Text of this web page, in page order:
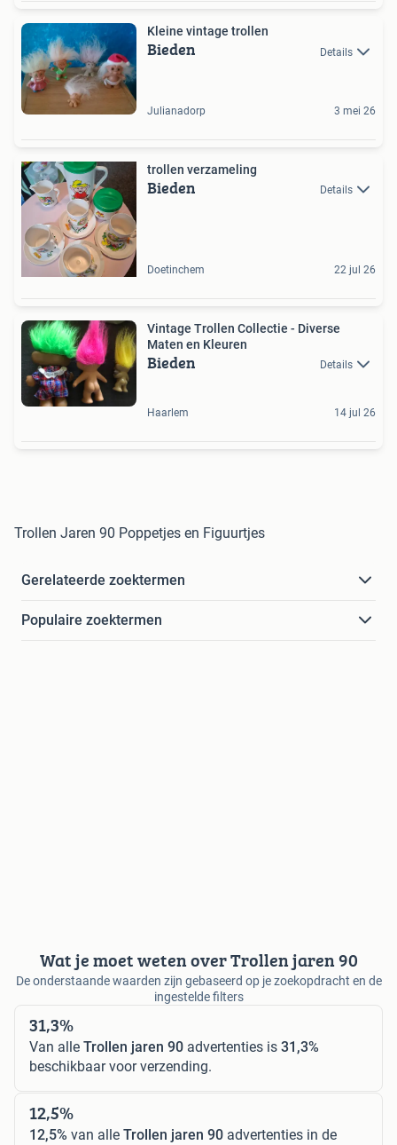
Kleine vintage trollen
Bieden Details
Julianadorp 3 mei 26
trollen verzameling
Bieden Details
Doetinchem 22 jul 26
Vintage Trollen Collectie - Diverse
Maten en Kleuren
Bieden Details
Haarlem 14 jul 26
Trollen Jaren 90 Poppetjes en Figuurtjes
Gerelateerde zoektermen
Populaire zoektermen
Wat je moet weten over Trollen jaren 90
De onderstaande waarden zijn gebaseerd op je zoekopdracht en de
ingestelde filters
31,3%
Van alle Trollen jaren 90 advertenties is 31,3%
beschikbaar voor verzending.
12,5%
12,5% van alle Trollen jaren 90 advertenties in de